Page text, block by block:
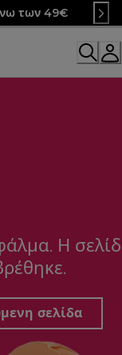
των 49€
Η
σελίδα